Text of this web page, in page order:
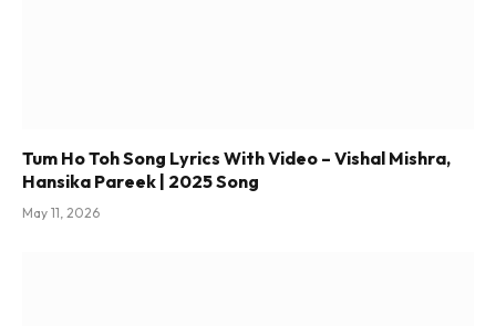
Tum Ho Toh Song Lyrics With Video – Vishal Mishra,
Hansika Pareek | 2025 Song
May 11, 2026